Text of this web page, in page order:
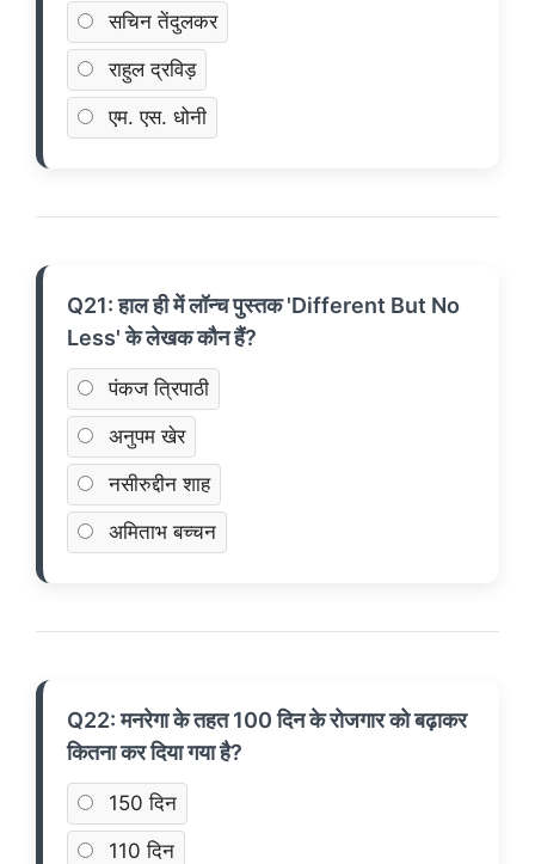
सचिन तेंदुलकर
राहुल द्रविड़
एम. एस. धोनी
Q21: हाल ही में लॉन्च पुस्तक 'Different But No
Less' के लेखक कौन हैं?
पंकज त्रिपाठी
अनुपम खेर
नसीरुद्दीन शाह
अमिताभ बच्चन
Q22: मनरेगा के तहत 100 दिन के रोजगार को बढ़ाकर
कितना कर दिया गया है?
150 दिन
110 दिन